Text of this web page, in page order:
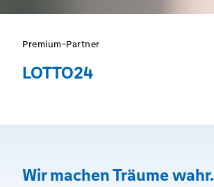
Premium-Partner
LOTTO24
Wir machen Träume wahr.